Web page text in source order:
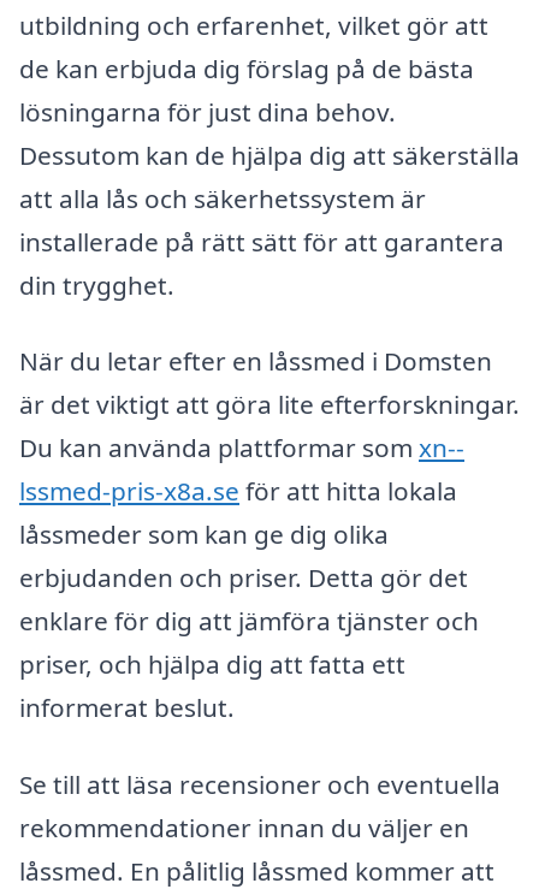
utbildning och erfarenhet, vilket gör att
de kan erbjuda dig förslag på de bästa
lösningarna för just dina behov.
Dessutom kan de hjälpa dig att säkerställa
att alla lås och säkerhetssystem är
installerade på rätt sätt för att garantera
din trygghet.
När du letar efter en låssmed i Domsten
är det viktigt att göra lite efterforskningar.
Du kan använda plattformar som xn--
lssmed-pris-x8a.se för att hitta lokala
låssmeder som kan ge dig olika
erbjudanden och priser. Detta gör det
enklare för dig att jämföra tjänster och
priser, och hjälpa dig att fatta ett
informerat beslut.
Se till att läsa recensioner och eventuella
rekommendationer innan du väljer en
låssmed. En pålitlig låssmed kommer att